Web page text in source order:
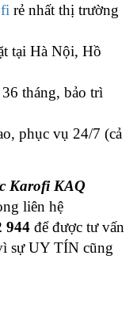
rẻ nhất thị trường
tại Hà Nội, Hồ
tháng, bảo trì
phục vụ 24/7 (cả
Karofi KAQ
liên hệ
944 để được tư vấn
sự UY TÍN cũng